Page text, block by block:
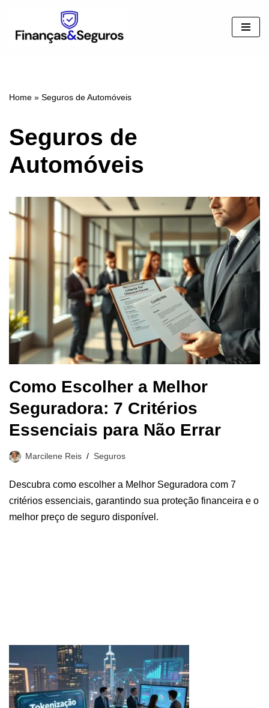
Pular
Home » Seguros de Automóveis
Seguros de
Automóveis
Como Escolher a Melhor
Seguradora: 7 Critérios
Essenciais para Não Errar
Marcilene Reis Seguros
Descubra como escolher a Melhor Seguradora com 7
critérios essenciais, garantindo sua proteção financeira e o
melhor preço de seguro disponível.